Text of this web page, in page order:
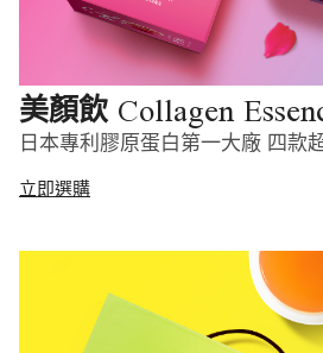
美顏飲 Collagen
日本專利膠原蛋白第一大廠 四款
立即選購